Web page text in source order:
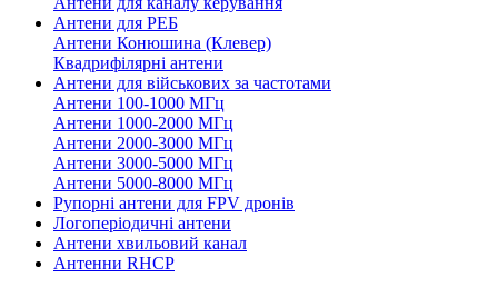
Антени для РЕБ
Антени Конюшина (Клевер)
Квадрифілярні антени
Антени для військових за частотами
Антени 100-1000 МГц
Антени 1000-2000 МГц
Антени 2000-3000 МГц
Антени 3000-5000 МГц
Антени 5000-8000 МГц
Рупорні антени для FPV дронів
Логоперіодичні антени
Антени хвильовий канал
Антенни RHCP